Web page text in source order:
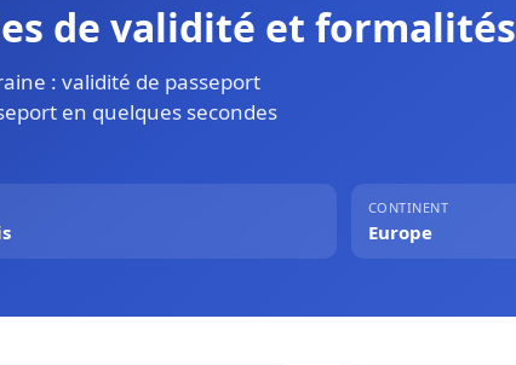
de validité et formalités
: validité de passeport
en quelques secondes
CONTINENT
Europe